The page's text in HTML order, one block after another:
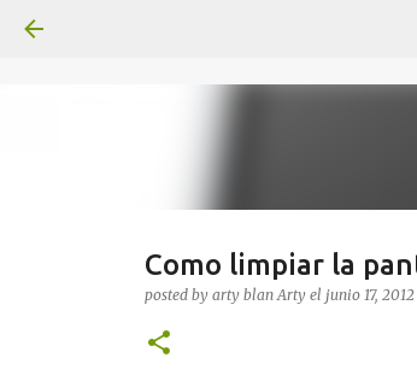
Como limpiar la
posted by arty blanArty el junio 17, 2012